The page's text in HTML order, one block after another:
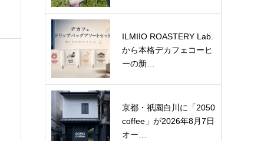
ILMIIO ROASTERY Lab.
から本格デカフェコーヒ
ーの新…
京都・祇園白川に「2050
coffee」が2026年8月7日
オー…